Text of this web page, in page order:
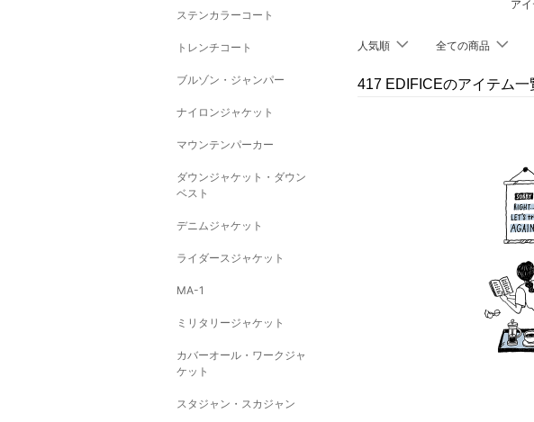
ステンカラーコート
トレンチコート
ブルゾン・ジャンパー
ナイロンジャケット
マウンテンパーカー
ダウンジャケット・ダウン
ベスト
デニムジャケット
ライダースジャケット
MA-1
ミリタリージャケット
カバーオール・ワークジャ
ケット
スタジャン・スカジャン
ア
人気順 全ての商品
417 EDIFICEのアイテム一